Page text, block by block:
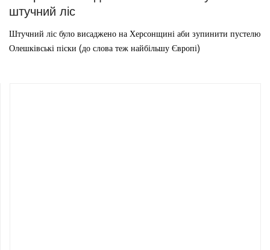
штучний ліс
Штучний ліс було висаджено на Херсонщині аби зупинити пустелю
Олешківські піски (до слова теж найбільшу Європі)